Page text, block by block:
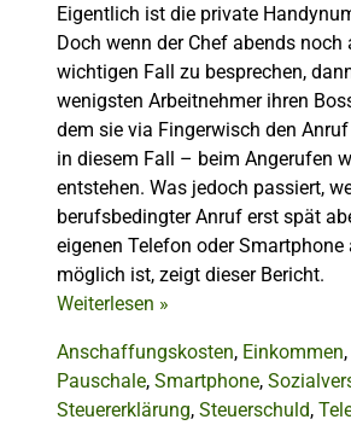
Eigentlich ist die private
Doch wenn der Chef abends noch
wichtigen Fall zu besprechen,
wenigsten Arbeitnehmer ihren
dem sie via Fingerwisch den
in diesem Fall – beim Angerufen
entstehen. Was jedoch passiert,
berufsbedingter Anruf erst spät
eigenen Telefon oder Smartphone
möglich ist, zeigt dieser Bericht.
Weiterlesen »
Anschaffungskosten, Einkommen,
Pauschale, Smartphone,
Steuererklärung, Steuerschuld,